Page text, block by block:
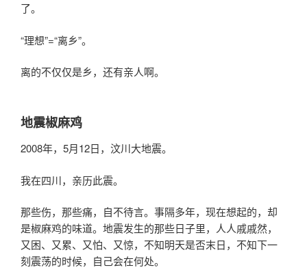
了。
“理想”=“离乡”。
离的不仅仅是乡，还有亲人啊。
地震椒麻鸡
2008年，5月12日，汶川大地震。
我在四川，亲历此震。
那些伤，那些痛，自不待言。事隔多年，现在想起的，却
是椒麻鸡的味道。地震发生的那些日子里，人人戚戚然，
又困、又累、又怕、又惊，不知明天是否末日，不知下一
刻震荡的时候，自己会在何处。